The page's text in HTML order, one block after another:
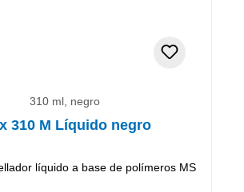
310 ml, negro
310 M Líquido negro
líquido a base de polímeros MS